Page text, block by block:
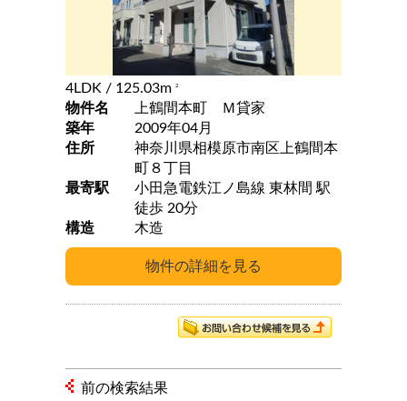
4LDK / 125.03m 2
物件名
上鶴間本町 Ｍ貸家
築年
2009年04月
住所
神奈川県相模原市南区上鶴間本
町８丁目
最寄駅
小田急電鉄江ノ島線 東林間 駅
徒歩 20分
構造
木造
前の検索結果